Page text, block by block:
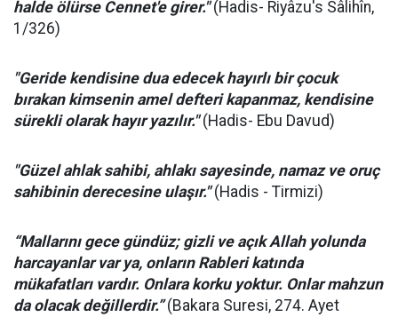
halde ölürse Cennet'e girer."(Hadis- Riyâzu's Sâlihîn,
1/326)
"Geride kendisine dua edecek hayırlı bir çocuk
bırakan kimsenin amel defteri kapanmaz, kendisine
sürekli olarak hayır yazılır."(Hadis- Ebu Davud)
"Güzel ahlak sahibi, ahlakı sayesinde, namaz ve oruç
sahibinin derecesine ulaşır."(Hadis - Tirmizi)
“Mallarını gece gündüz; gizli ve açık Allah yolunda
harcayanlar var ya, onların Rableri katında
mükafatları vardır. Onlara korku yoktur. Onlar mahzun
da olacak değillerdir.”(Bakara Suresi, 274. Ayet